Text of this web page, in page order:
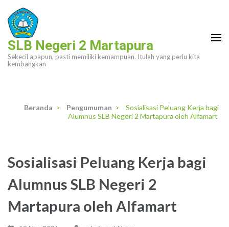
Lompat
ke
konten
(Tekan
Enter)
SLB Negeri 2 Martapura
Sekecil apapun, pasti memiliki kemampuan. Itulah yang perlu kita
kembangkan
Beranda > Pengumuman >
Sosialisasi Peluang Kerja bagi
Alumnus SLB Negeri 2 Martapura oleh Alfamart
Sosialisasi Peluang Kerja bagi
Alumnus SLB Negeri 2
Martapura oleh Alfamart